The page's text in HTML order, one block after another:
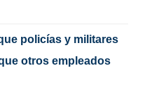
policías y militares
otros empleados